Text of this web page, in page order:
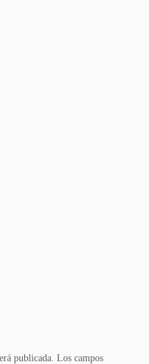
publicada. Los campos